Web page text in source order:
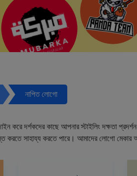
নাপিত লোগো
করে দর্শকদের কাছে আপনার স্টাইলিং দক্ষতা
করতে সাহায্য করতে পারে। আমাদের লোগো মেকার